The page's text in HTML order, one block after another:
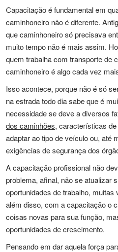
Capacitação é fundamental em
caminhoneiro não é diferente.
que caminhoneiro só precisava
muito tempo não é mais assim.
quem trabalha com transporte de
caminhoneiro é algo cada vez
Isso acontece, porque não é só
na estrada todo dia sabe que é
necessidade se deve a diversos
dos caminhões, características
adaptar ao tipo de veículo ou, até
exigências de segurança dos
A capacitação profissional não
problema, afinal, não se atualizar
oportunidades de trabalho,
além disso, com a capacitação o
coisas novas para sua função,
oportunidades de crescimento.
Pensando em dar aquela força